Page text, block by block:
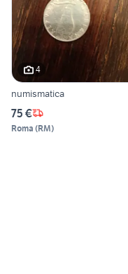
4
numismatica
75 €
Roma (RM)